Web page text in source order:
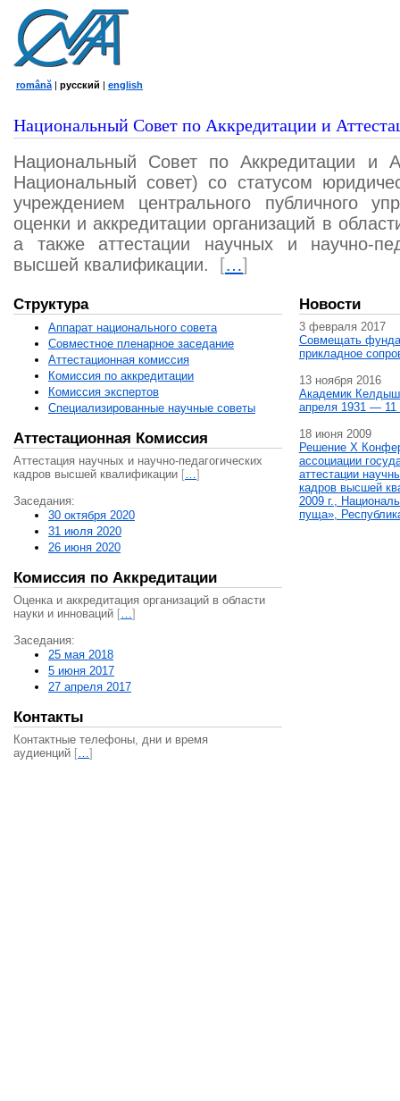
română | русский | english
Национальный Совет по Аккредитации и
Национальный Совет по Аккредитации и
Национальный совет) со статусом
учреждением центрального публичного
оценки и аккредитации организаций в
а также аттестации научных и научно-
высшей квалификации.
[…]
Структура
Аппарат национального совета
Совместное пленарное заседание
Аттестационная комисcия
Комиссия по аккредитации
Комиссия экспертов
Специализированные научные советы
Аттестационная Комиссия
Аттестация научных и научно-педагогических
кадров высшей квалификации […]
Заседания:
30 октября 2020
31 июля 2020
26 июня 2020
Комиссия по Аккредитации
Оценка и аккредитация организаций в области
науки и инноваций […]
Заседания:
25 мая 2018
5 июня 2017
27 апреля 2017
Контакты
Контактные телефоны, дни и время
аудиенций […]
Новости
3 февраля 2017
Совмещать
прикладное
13 ноября 2016
Академик
апреля 1931 — 11
18 июня 2009
Решение X
ассоциации
аттестации
кадров высшей
2009 г.,
пуща»,